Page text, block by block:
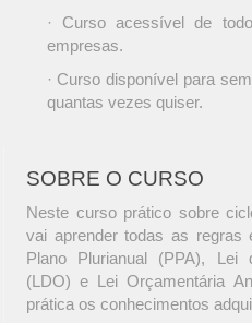
· Curso acessível de
empresas.
· Curso disponível para
quantas vezes quiser.
SOBRE O CURSO
Neste curso prático sobre
vai aprender todas as regras
Plano Plurianual (PPA), Lei
(LDO) e Lei Orçamentária
prática os conhecimentos